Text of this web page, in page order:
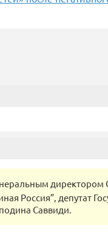
Россия”, депутат
Саввиди.